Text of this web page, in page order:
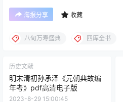
海报分享 收藏
八旬万寿盛典 四库全书
历史文献
明末清初孙承泽《元朝典故编
年考》pdf高清电子版
2023-8-29 15:00:45